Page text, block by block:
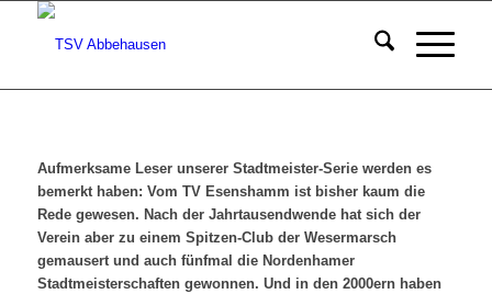
Aufmerksame Leser unserer Stadtmeister-Serie werden es
bemerkt haben: Vom TV Esenshamm ist bisher kaum die
Rede gewesen. Nach der Jahrtausendwende hat sich der
Verein aber zu einem Spitzen-Club der Wesermarsch
gemausert und auch fünfmal die Nordenhamer
Stadtmeisterschaften gewonnen. Und in den 2000ern haben